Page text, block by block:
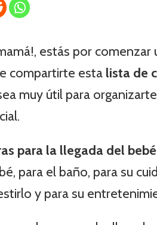
estás por
compartirte esta lista de
muy útil para
para la llegada del bebé
para el baño, para su
y para su